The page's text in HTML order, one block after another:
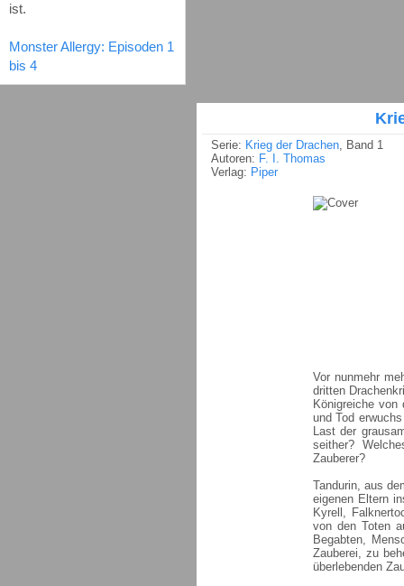
ist.
Monster Allergy: Episoden 1
bis 4
Serie: Krieg der Drachen, Band 1
Autoren: F. I. Thomas
Verlag: Piper
Vor nunmehr
dritten
Königreiche
und Tod
Last der
seither?
Zauberer?
Tandurin, aus
eigenen Eltern
Kyrell,
von den Toten
Begabten,
Zauberei, zu
überlebenden